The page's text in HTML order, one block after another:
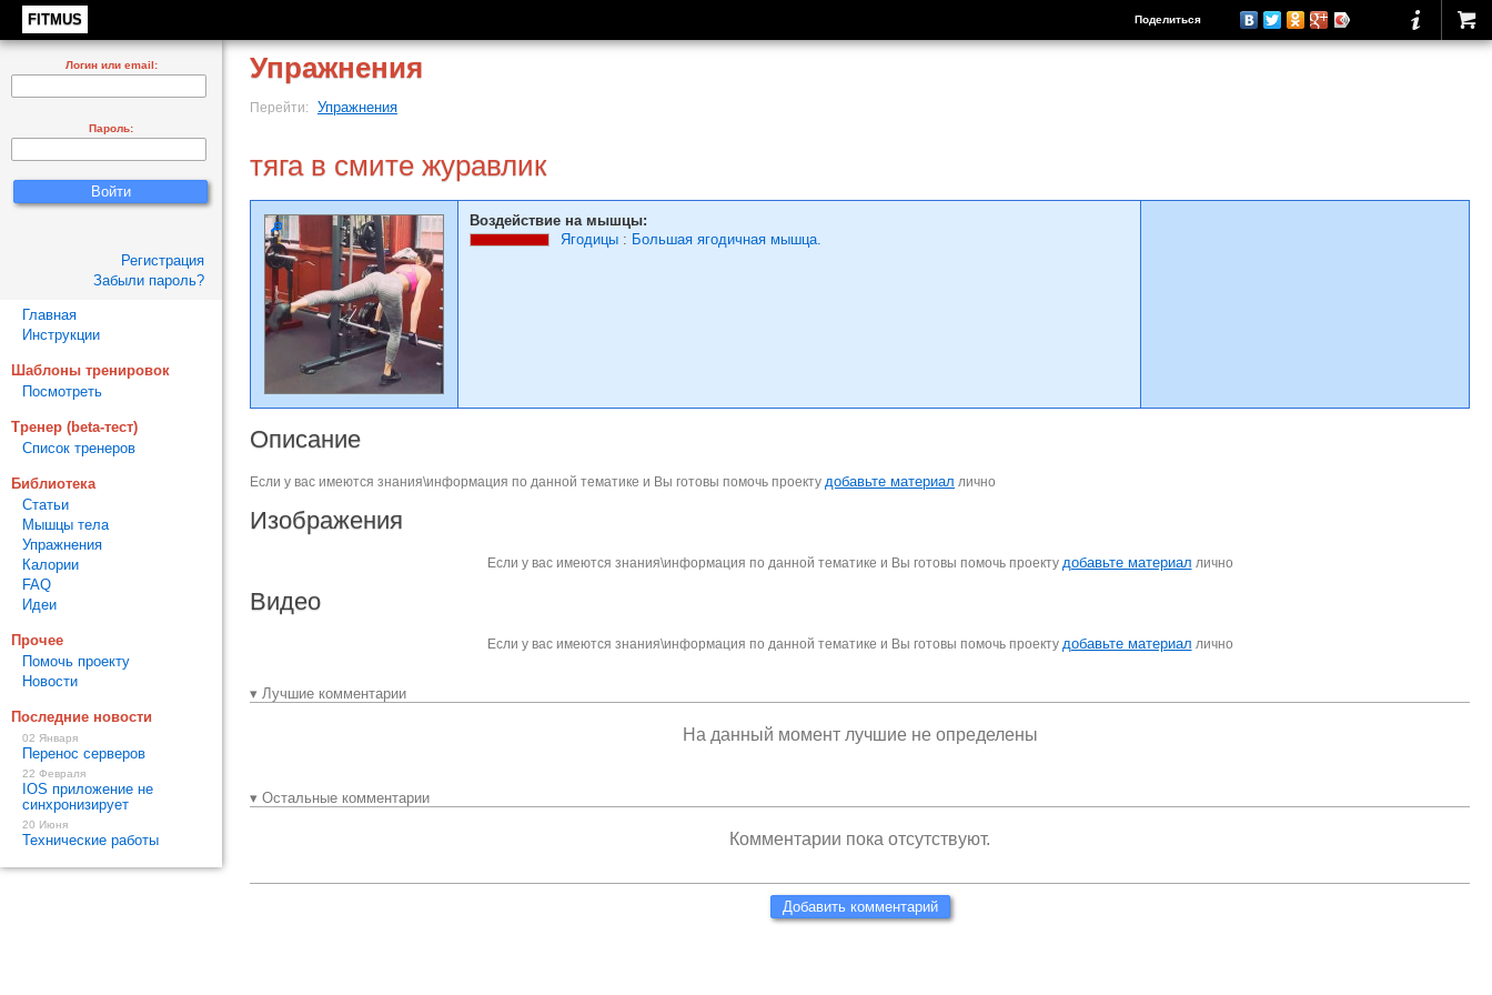
FITMUS Поделиться
Упражнения
Перейти: Упражнения
тяга в смите журавлик
Воздействие на мышцы:
Ягодицы : Большая ягодичная мышца.
Описание
Если у вас имеются знания\информация по данной тематике и Вы готовы помочь проекту добавьте материал лично
Изображения
Если у вас имеются знания\информация по данной тематике и Вы готовы помочь проекту добавьте материал лично
Видео
Если у вас имеются знания\информация по данной тематике и Вы готовы помочь проекту добавьте материал лично
▾ Лучшие комментарии
На данный момент лучшие не определены
▾ Остальные комментарии
Комментарии пока отсутствуют.
Добавить комментарий
Логин или email:
Пароль:
Регистрация
Забыли пароль?
Главная
Инструкции
Шаблоны тренировок
Посмотреть
Тренер (beta-тест)
Список тренеров
Библиотека
Статьи
Мышцы тела
Упражнения
Калории
FAQ
Идеи
Прочее
Помочь проекту
Новости
Последние новости
02 Января
Перенос серверов
22 Февраля
IOS приложение не
синхронизирует
20 Июня
Технические работы